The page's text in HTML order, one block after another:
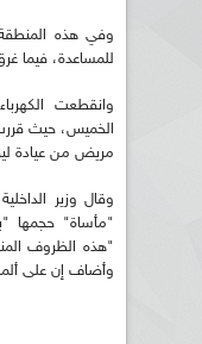
وفي هذه
للمساعدة، فيما
مريض من عيادة
وقال وزير
"مأساة" حجمها
"هذه الظروف
وأضاف إن على